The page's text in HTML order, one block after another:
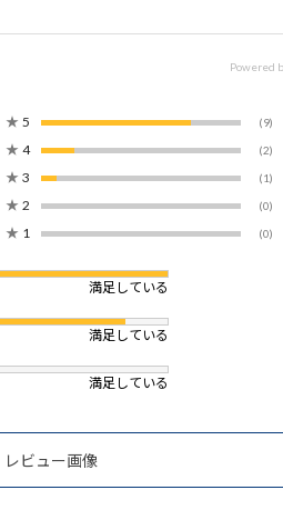
★ 5 (9)
★ 4 (2)
★ 3 (1)
★ 2 (0)
★ 1 (0)
満足している
満足している
満足している
レビュー画像